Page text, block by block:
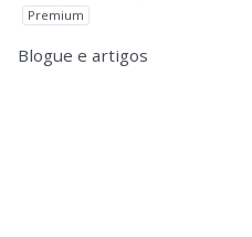
Premium
Blogue e artigos